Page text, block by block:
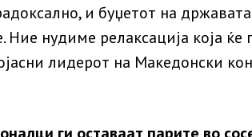
и буџетот на
Ние нудиме релаксација која ќе
лидерот на Македонски